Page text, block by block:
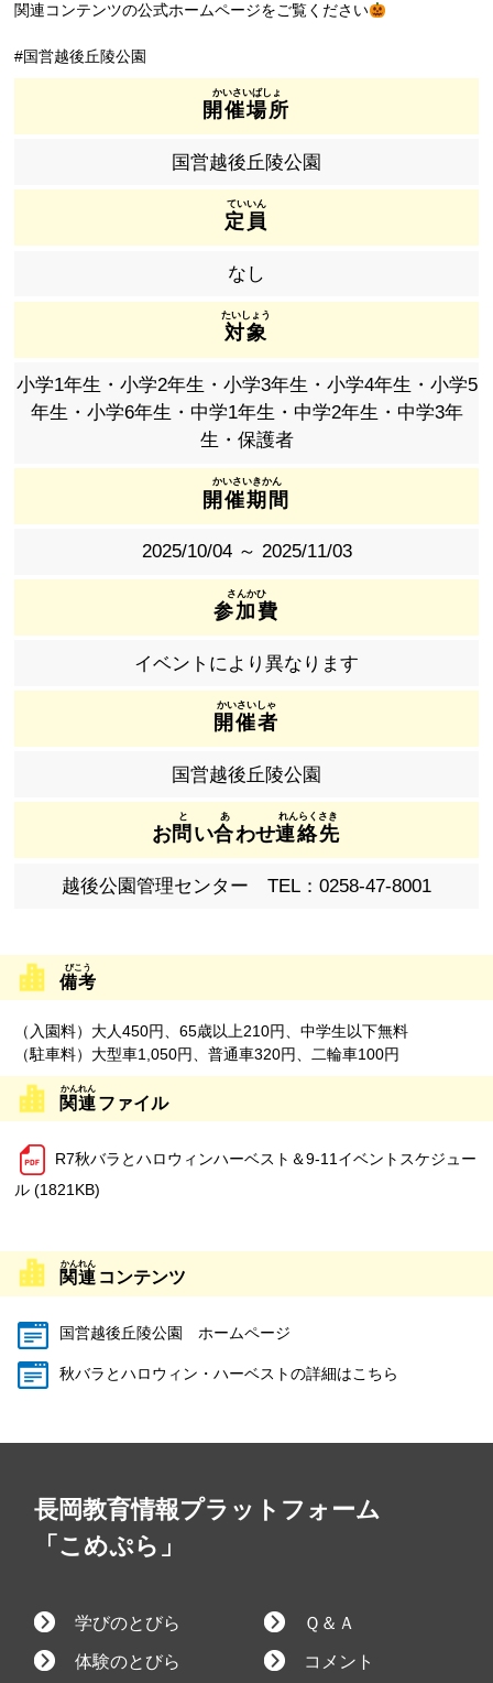
関連コンテンツの公式ホームページをご覧ください
#国営越後丘陵公園
開催場所
国営越後丘陵公園
定員
なし
対象
小学1年生・小学2年生・小学3年生・小学4年生・小学5
年生・小学6年生・中学1年生・中学2年生・中学3年
生・保護者
開催期間
2025/10/04 ～ 2025/11/03
参加費
イベントにより異なります
開催者
国営越後丘陵公園
お問 い合わせ連絡先
越後公園管理センター TEL：0258-47-8001
備考
（入園料）大人450円、65歳以上210円、中学生以下無料
（駐車料）大型車1,050円、普通車320円、二輪車100円
関連ファイル
R7秋バラとハロウィンハーベスト＆9-11イベントスケジュー
ル (1821KB)
関連 コンテンツ
国営越後丘陵公園 ホームページ
秋バラとハロウィン・ハーベストの詳細はこちら
長岡教育情報プラットフォーム
「こめぷら」
学びのとびら
体験のとびら
Ｑ＆Ａ
コメント